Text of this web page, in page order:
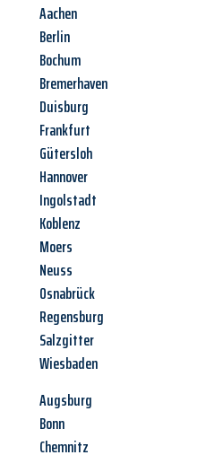
Aachen
Berlin
Bochum
Bremerhaven
Duisburg
Frankfurt
Gütersloh
Hannover
Ingolstadt
Koblenz
Moers
Neuss
Osnabrück
Regensburg
Salzgitter
Wiesbaden
Augsburg
Bonn
Chemnitz